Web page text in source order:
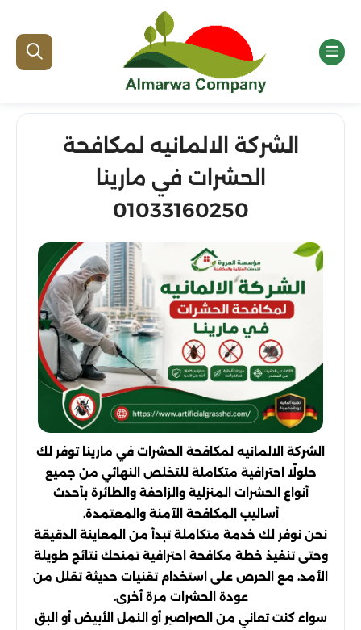
الشركة الالمانيه لمكافحة
الحشرات في مارينا
01033160250
الشركة الالمانيه لمكافحة الحشرات في مارينا توفر لك
حلولًا احترافية متكاملة للتخلص النهائي من جميع
أنواع الحشرات المنزلية والزاحفة والطائرة بأحدث
أساليب المكافحة الآمنة والمعتمدة.
نحن نوفر لك خدمة متكاملة تبدأ من المعاينة الدقيقة
وحتى تنفيذ خطة مكافحة احترافية تمنحك نتائج طويلة
الأمد، مع الحرص على استخدام تقنيات حديثة تقلل من
عودة الحشرات مرة أخرى.
سواء كنت تعاني من الصراصير أو النمل الأبيض أو البق